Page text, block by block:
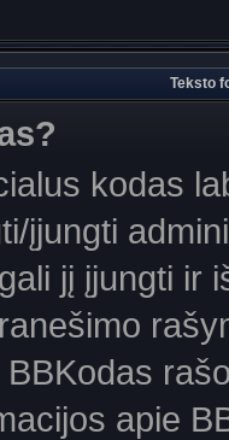
Teksto
kodas
įjungti
jį įjungti ir
apie